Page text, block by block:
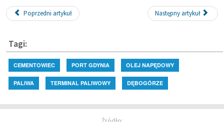
Poprzedni artykuł Następny artykuł
Tagi:
CEMENTOWIEC PORT GDYNIA OLEJ NAPĘDOWY
PALIWA TERMINAL PALIWOWY DĘBOGÓRZE